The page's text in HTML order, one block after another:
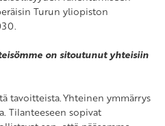
Turun yliopiston
on sitoutunut yhteisiin
tavoitteista. Yhteinen ymmärrys
Tilanteeseen sopivat